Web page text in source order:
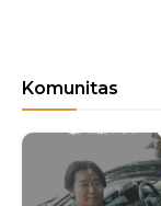
Komunitas